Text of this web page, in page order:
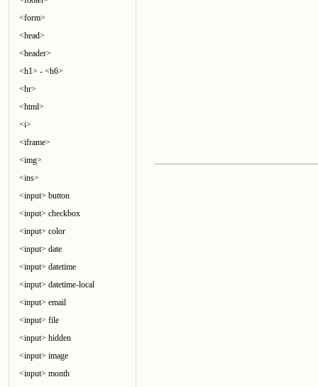
<form>
<head>
<header>
<h1> - <h6>
<hr>
<html>
<i>
<iframe>
<img>
<ins>
<input> button
<input> checkbox
<input> color
<input> date
<input> datetime
<input> datetime-local
<input> email
<input> file
<input> hidden
<input> image
<input> month